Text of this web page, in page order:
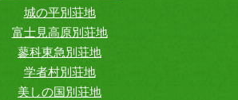
城の平別荘地
富士見高原別荘地
蓼科東急別荘地
学者村別荘地
美しの国別荘地